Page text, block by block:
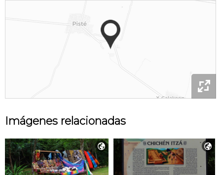

Imágenes relacionadas
 